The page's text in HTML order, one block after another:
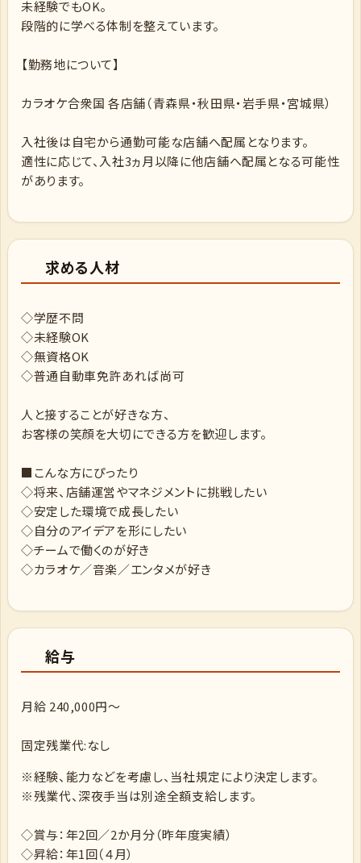
未経験でもOK。
段階的に学べる体制を整えています。
【勤務地について】
カラオケ合衆国 各店舗（青森県・秋田県・岩手県・宮城県）
入社後は自宅から通勤可能な店舗へ配属となります。
適性に応じて、入社3ヵ月以降に他店舗へ配属となる可能性
があります。
求める人材
◇学歴不問
◇未経験OK
◇無資格OK
◇普通自動車免許あれば尚可
人と接することが好きな方、
お客様の笑顔を大切にできる方を歓迎します。
■こんな方にぴったり
◇将来、店舗運営やマネジメントに挑戦したい
◇安定した環境で成長したい
◇自分のアイデアを形にしたい
◇チームで働くのが好き
◇カラオケ／音楽／エンタメが好き
給与
月給 240,000円～
固定残業代:なし
※経験、能力などを考慮し、当社規定により決定します。
※残業代、深夜手当は別途全額支給します。
◇賞与：年2回／2か月分（昨年度実績）
◇昇給：年1回（４月）